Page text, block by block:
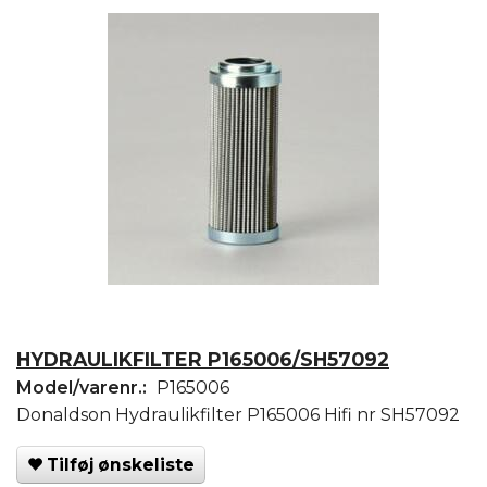
HYDRAULIKFILTER P165006/SH57092
Model/varenr.: P165006
Donaldson Hydraulikfilter P165006 Hifi nr SH57092
Tilføj ønskeliste